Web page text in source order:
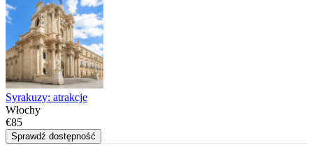
Syrakuzy: atrakcje
Włochy
€85
Sprawdź dostępność